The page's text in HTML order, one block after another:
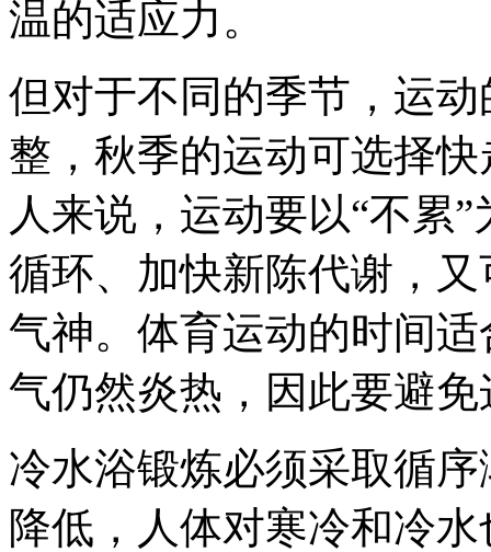
温的适应力。
但对于不同的季节，运
整，秋季的运动可选择
人来说，运动要以“不累
循环、加快新陈代谢，
气神。体育运动的时间
气仍然炎热，因此要避
冷水浴锻炼必须采取循
降低，人体对寒冷和冷